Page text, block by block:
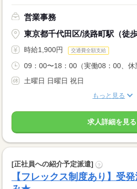
営業事務
東京都千代田区/淡路町駅（徒歩
時給1,900円 交通費全額支給
09：00〜18：00（実働08：00、休
土曜日 日曜日 祝日
もっと見る
求人詳細を見る
[正社員への紹介予定派遣] ?
【フレックス制度あり】受